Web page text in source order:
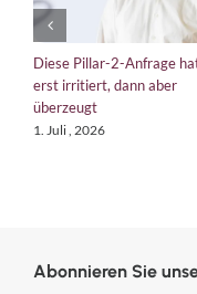
Pillar-2-Anfrage hat mich
irritiert, dann aber
Juli , 2026
Abonnieren Sie